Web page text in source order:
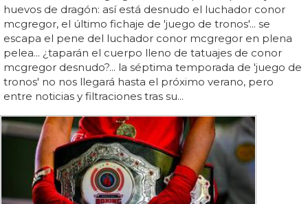
huevos de dragón: así está desnudo el luchador conor
mcgregor, el último fichaje de 'juego de tronos'... se
escapa el pene del luchador conor mcgregor en plena
pelea... ¿taparán el cuerpo lleno de tatuajes de conor
mcgregor desnudo?... la séptima temporada de 'juego de
tronos' no nos llegará hasta el próximo verano, pero
entre noticias y filtraciones tras su...